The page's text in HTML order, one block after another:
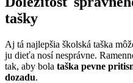
tašky
Aj tá najlepšia školská taška
ju dieťa nosí nesprávne.
tak, aby bola taška pevne
dozadu.